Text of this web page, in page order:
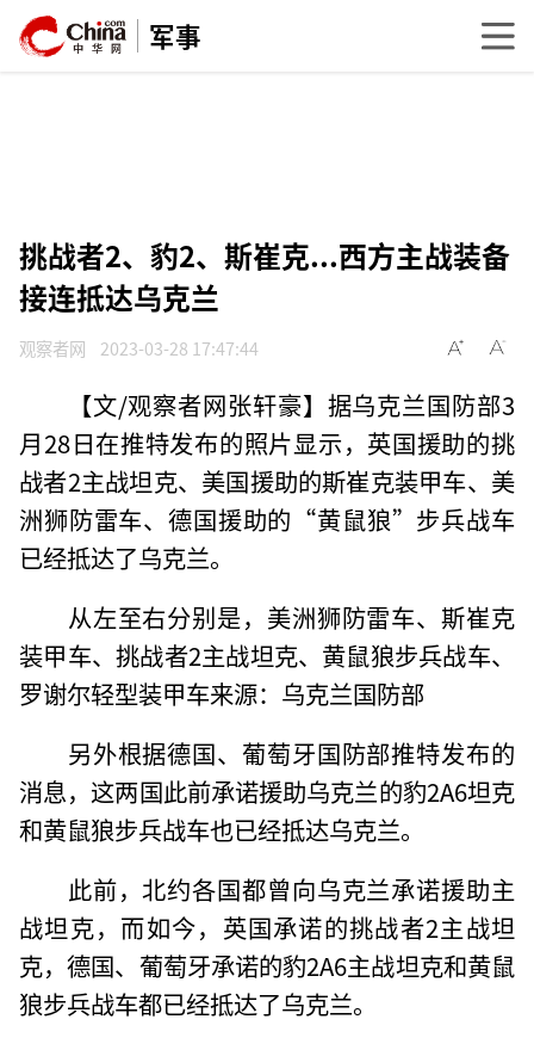
军事
挑战者2、豹2、斯崔克...西方主战装备
接连抵达乌克兰
观察者网 2023-03-28 17:47:44
【文/观察者网张轩豪】据乌克兰国防部3
月28日在推特发布的照片显示，英国援助的挑
战者2主战坦克、美国援助的斯崔克装甲车、美
洲狮防雷车、德国援助的“黄鼠狼”步兵战车
已经抵达了乌克兰。
从左至右分别是，美洲狮防雷车、斯崔克
装甲车、挑战者2主战坦克、黄鼠狼步兵战车、
罗谢尔轻型装甲车来源：乌克兰国防部
另外根据德国、葡萄牙国防部推特发布的
消息，这两国此前承诺援助乌克兰的豹2A6坦克
和黄鼠狼步兵战车也已经抵达乌克兰。
此前，北约各国都曾向乌克兰承诺援助主
战坦克，而如今，英国承诺的挑战者2主战坦
克，德国、葡萄牙承诺的豹2A6主战坦克和黄鼠
狼步兵战车都已经抵达了乌克兰。